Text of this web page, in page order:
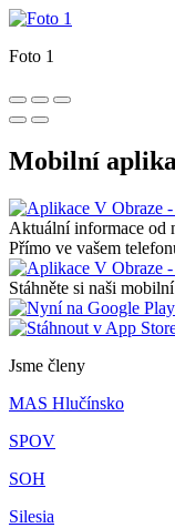
Foto 1
Mobilní
Aktuální informace od
Přímo ve vašem
Stáhněte si naši
Jsme členy
MAS Hlučínsko
SPOV
SOH
Silesia